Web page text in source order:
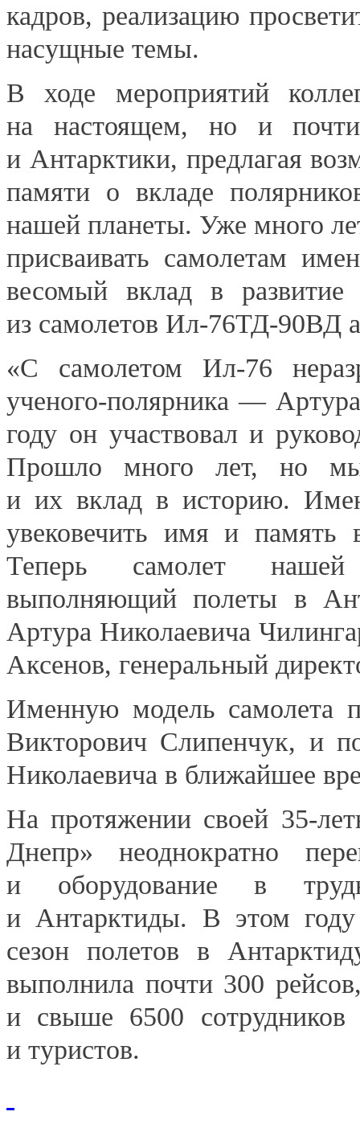
кадров, реализацию
насущные темы.
В ходе мероприятий
на настоящем, но и
и Антарктики, предлагая
памяти о вкладе
нашей планеты. Уже много
присваивать самолетам
весомый вклад в
из самолетов Ил-76ТД-90ВД
«С самолетом Ил-76
ученого-полярника —
году он участвовал и
Прошло много лет, но мы
и их вклад в историю.
увековечить имя и память
Теперь самолет нашей
выполняющий полеты в
Артура Николаевича
Аксенов, генеральный
Именную модель самолета
Викторович Слипенчук, и
Николаевича в ближайшее
На протяжении своей 35-
Днепр» неоднократно
и оборудование в
и Антарктиды. В этом
сезон полетов в
выполнила почти 300
и свыше 6500 сотрудников
и туристов.